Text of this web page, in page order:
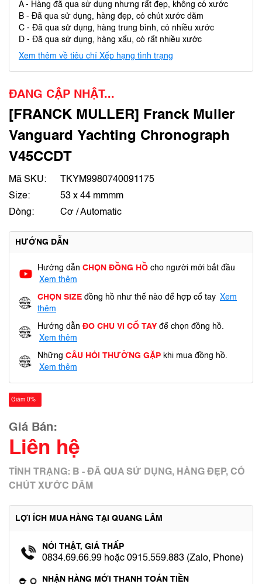
A - Hàng đã qua sử dụng nhưng rất đẹp, không có xước
B - Đã qua sử dụng, hàng đẹp, có chút xước dăm
C - Đã qua sử dụng, hàng trung bình, có nhiều xước
D - Đã qua sử dụng, hàng xấu, có rất nhiều xước
Xem thêm về tiêu chí Xếp hạng tình trạng
ĐANG CẬP NHẬT...
[FRANCK MULLER] Franck Muller
Vanguard Yachting Chronograph
V45CCDT
Mã SKU:
TKYM9980740091175
Size:
53 x 44 mmmm
Dòng:
Cơ / Automatic
HƯỚNG DẪN
Hướng dẫn CHỌN ĐỒNG HỒ cho người mới bắt đầu
Xem thêm
CHỌN SIZE đồng hồ như thế nào để hợp cổ tay Xem
thêm
Hướng dẫn ĐO CHU VI CỔ TAY để chọn đồng hồ.
Xem thêm
Những CÂU HỎI THƯỜNG GẶP khi mua đồng hồ.
Xem thêm
Giảm 0%
Giá Bán:
Liên hệ
TÌNH TRẠNG: B - ĐÃ QUA SỬ DỤNG, HÀNG ĐẸP, CÓ
CHÚT XƯỚC DĂM
LỢI ÍCH MUA HÀNG TẠI QUANG LÂM
NÓI THẬT, GIÁ THẤP
0834.69.66.99 hoặc 0915.559.883 (Zalo, Phone)
NHẬN HÀNG MỚI THANH TOÁN TIỀN